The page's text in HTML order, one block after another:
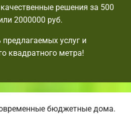
решения за 500
2000000 руб.
услуг и
квадратного метра!
бюджетные дома.